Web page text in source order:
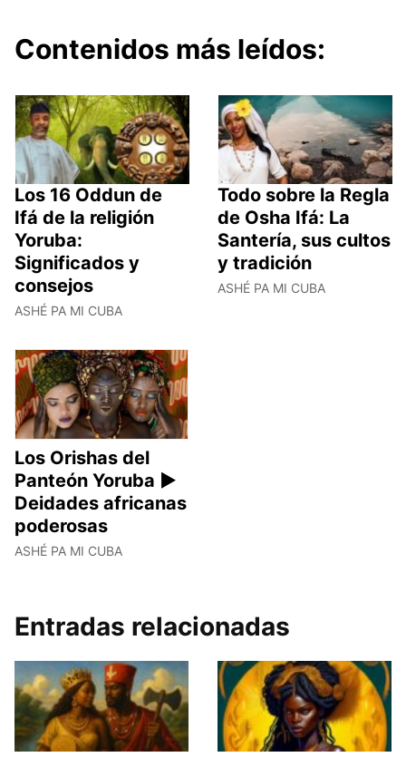
Contenidos más leídos:
Los 16 Oddun de
Ifá de la religión
Yoruba:
Significados y
consejos
ASHÉ PA MI CUBA
Todo sobre la Regla
de Osha Ifá: La
Santería, sus cultos
y tradición
ASHÉ PA MI CUBA
Los Orishas del
Panteón Yoruba ►
Deidades africanas
poderosas
ASHÉ PA MI CUBA
Entradas relacionadas